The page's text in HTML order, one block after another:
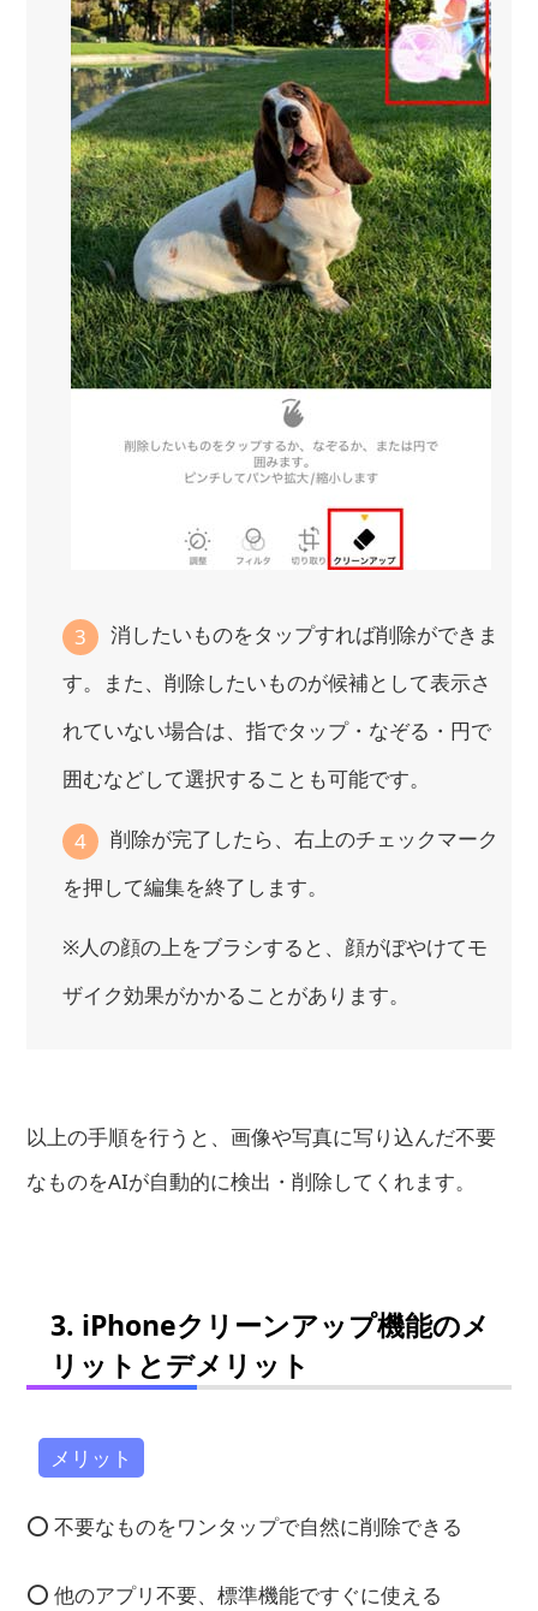
3
消したいものをタップすれば削除ができま
す。また、削除したいものが候補として表示さ
れていない場合は、指でタップ・なぞる・円で
囲むなどして選択することも可能です。
4
削除が完了したら、右上のチェックマーク
を押して編集を終了します。
※人の顔の上をブラシすると、顔がぼやけてモ
ザイク効果がかかることがあります。
以上の手順を行うと、画像や写真に写り込んだ不要
なものをAIが自動的に検出・削除してくれます。
3. iPhoneクリーンアップ機能のメ
リットとデメリット
メリット
⭕ 不要なものをワンタップで自然に削除できる
⭕ 他のアプリ不要、標準機能ですぐに使える